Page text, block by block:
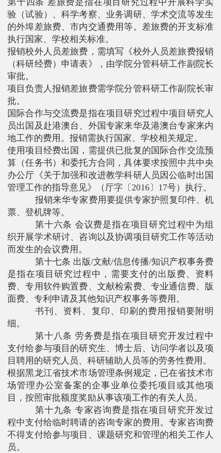
验（试验）、科学考察、业务调研、学术交流等发生
的外埠差旅费、市内交通费用等。差旅费的开支标准
执行国家、学校相关标准。
报销校外人员差旅费，需填写《校外人员差旅费报销
（科研经费）申请表》，由学院分管科研工作副院长
审批。
项目负责人报销差旅费需学院分管科研工作副院长审
批。
国际合作与交流费是指在项目研究过程中项目研究人
员出国及赴港澳台、外国专家来华及港澳台专家来内
地工作的费用。报销需执行国家、学校相关规定。
使用项目经费出国，需提供已批复的国际合作交流预
算（任务书）和委托方合同，具体要求按照中共中央
办公厅《关于加强和改进教学科研人员因公临时出国
管理工作的指导意见》（厅字〔2016〕 17号）执行。
报销来华专家费用要提供专家护照复印件、机
票、登机牌等。
第十六条 会议费是指在项目研究过程中为组
织开展学术研讨、咨询以及协调项目研究工作等活动
而发生的会议费用。
第十七条 出版/文献/信息传播/知识产权事务费
是指在项目研究过程中，需要支付的出版费、资料
费、专用软件购置费、文献检索费、专业通信费、版
面费、专利申请及其他知识产权事务等费用。
书刊、资料、复印、印刷的费用报销要附明
细。
第十八条 劳务费是指在项目研究开发过程中
支付给参与项目的研究生、博士后、访问学者以及项
目聘用的研究人员、科研辅助人员等的劳务性费用。
根据黑龙江省技术市场管理条例规定，已在省技术市
场管理办公室备案的企事业单位委托项目或其他项
目，按照审批额度奖励从事该项工作的有关人员。
第十九条 专家咨询费是指在项目研究开发过
程中支付给临时聘请的咨询专家的费用。专家咨询费
不得支付给参与项目、课题研究和管理的相关工作人
员。